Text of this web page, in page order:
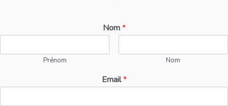
Nom*
Prénom Nom
Email*